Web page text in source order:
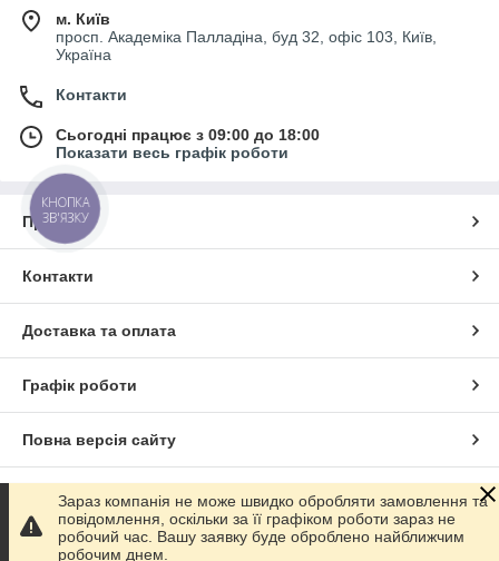
м. Київ
просп. Академіка Палладіна, буд 32, офіс 103, Київ,
Україна
Контакти
Сьогодні працює з 09:00 до 18:00
Показати весь графік роботи
Про нас
Контакти
Доставка та оплата
Графік роботи
Повна версія сайту
Сайт створено на маркетплейсі Prom.ua
Політика конфіденційності
Зараз компанія не може швидко обробляти замовлення та
повідомлення, оскільки за її графіком роботи зараз не
робочий час. Вашу заявку буде оброблено найближчим
робочим днем.
КНОПКА
ЗВ'ЯЗКУ